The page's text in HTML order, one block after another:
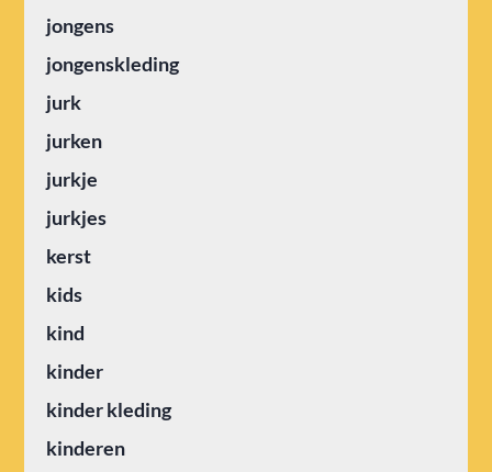
jongens
jongenskleding
jurk
jurken
jurkje
jurkjes
kerst
kids
kind
kinder
kinder kleding
kinderen